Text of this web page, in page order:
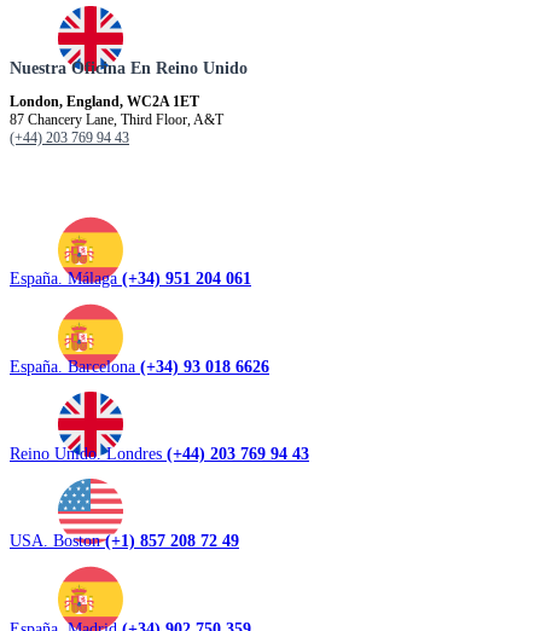
Nuestra Oficina En Reino Unido
London, England, WC2A 1ET
87 Chancery Lane, Third Floor, A&T
(+44) 203 769 94 43
España. Málaga (+34) 951 204 061
España. Barcelona (+34) 93 018 6626
Reino Unido. Londres (+44) 203 769 94 43
USA. Boston(+1) 857 208 72 49